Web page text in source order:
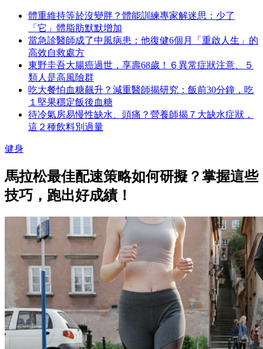
體重維持等於沒變胖？體能訓練專家解迷思：少了
「它」體脂肪默默增加
當急診醫師成了中風病患：他復健6個月「重啟人生」的
高效自救處方
東野圭吾大腸癌過世，享壽68歲！６異常症狀注意、５
類人是高風險群
吃大餐怕血糖飆升？減重醫師揭研究：飯前30分鐘，吃
１堅果穩定飯後血糖
待冷氣房易慢性缺水、頭痛？營養師揭７大缺水症狀，
這２種飲料別過量
健身
馬拉松最佳配速策略如何研擬？掌握這些
技巧，跑出好成績！